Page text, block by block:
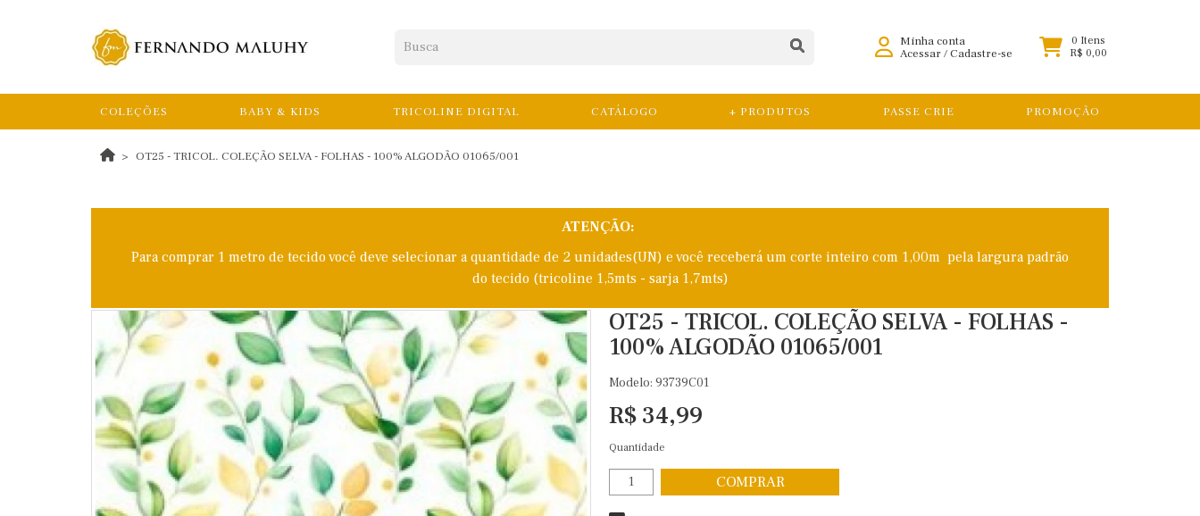
Minha conta
Acessar/Cadastre-se
0 Itens
R$ 0,00
COLEÇÕES BABY & KIDS TRICOLINE DIGITAL CATÁLOGO + PRODUTOS PASSE CRIE PROMOÇÃO
OT25 - TRICOL. COLEÇÃO SELVA - FOLHAS - 100% ALGODÃO 01065/001
ATENÇÃO:
Para comprar 1 metro de tecido você deve selecionar a quantidade de 2 unidades(UN) e você receberá um corte inteiro com 1,00m pela largura padrão
do tecido (tricoline 1,5mts - sarja 1,7mts)
OT25 - TRICOL. COLEÇÃO SELVA - FOLHAS -
100% ALGODÃO 01065/001
Modelo: 93739C01
R$ 34,99
Quantidade
COMPRAR